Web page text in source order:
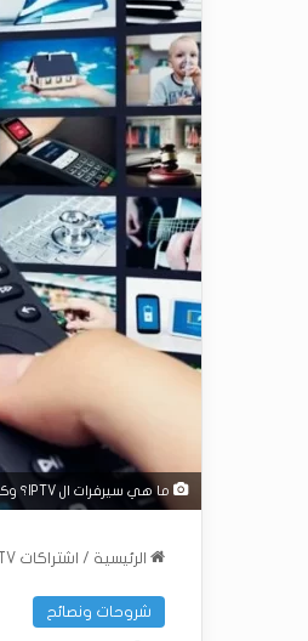
ما هي سيرفرات ال IPTV؟ وكيف تعمل؟
الرئيسية / اشتراكات IPTV
شروحات ونصائح